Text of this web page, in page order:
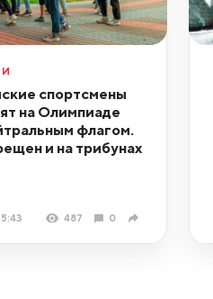
спортсмены
на Олимпиаде
флагом.
и на трибунах
487 0